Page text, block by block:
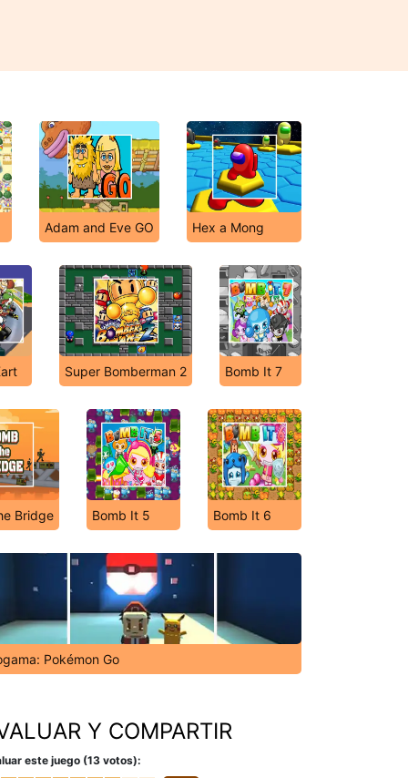
Adam and Eve GO Hex a Mong
Super Bomberman 2 Bomb It 7
Bridge Bomb It 5 Bomb It 6
Pokémon Go
Y COMPARTIR
este juego (13 votos):